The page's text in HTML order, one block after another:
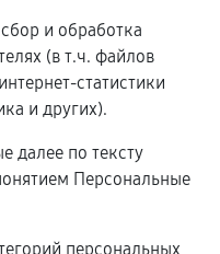
и обработка
(в т.ч. файлов
статистики
и других).
далее по тексту
Персональные
персональных